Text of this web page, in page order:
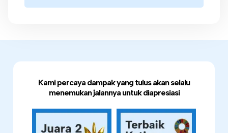
Kami percaya dampak yang tulus akan selalu
menemukan jalannya untuk diapresiasi